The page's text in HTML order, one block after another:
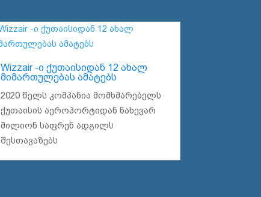
Wizzair -ი ქუთაისიდან 12 ახალ
მიმართულებას ამატებს
2020 წელს კომპანია მომხმარებელს
ქუთაისის აეროპორტიდან ნახევარ
მილიონ საფრენ ადგილს
შესთავაზებს